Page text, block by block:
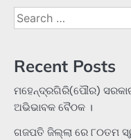
Search
for:
Recent Posts
ମହେନ୍ଦ୍ରଗିରି(ପୌର)
ଅଭିଭାବକ ବୈଠକ ।
ଗଜପତି ଜିଲ୍ଲା ରେ ୮୦ତମ